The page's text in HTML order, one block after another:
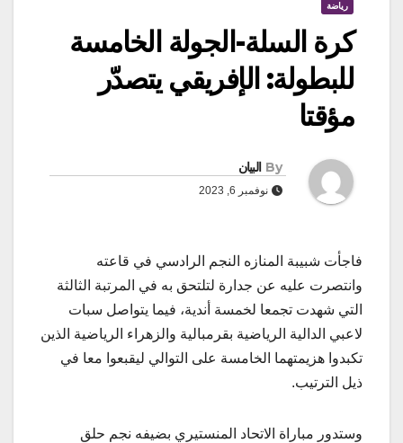
رياضة
كرة السلة-الجولة الخامسة
للبطولة: الإفريقي يتصدّر
مؤقتا
By البيان
نوفمبر 6, 2023
فاجأت شبيبة المنازه النجم الرادسي في قاعته
وانتصرت عليه عن جدارة لتلتحق به في المرتبة الثالثة
التي شهدت تجمعا لخمسة أندية، فيما يتواصل سبات
لاعبي الدالية الرياضية بقرمبالية والزهراء الرياضية الذين
تكبدوا هزيمتهما الخامسة على التوالي ليقبعوا معا في
ذيل الترتيب.
وستدور مباراة الاتحاد المنستيري بضيفه نجم حلق